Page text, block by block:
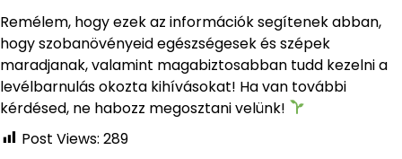
Remélem, hogy ezek az információk segítenek abban,
hogy szobanövényeid egészségesek és szépek
maradjanak, valamint magabiztosabban tudd kezelni a
levélbarnulás okozta kihívásokat! Ha van további
kérdésed, ne habozz megosztani velünk!
Post Views: 289